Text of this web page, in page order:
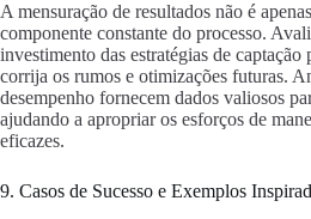
A mensuração de resultados não é
componente constante do processo.
investimento das estratégias de
corrija os rumos e otimizações futuras.
desempenho fornecem dados valiosos
ajudando a apropriar os esforços de
eficazes.
9. Casos de Sucesso e Exemplos